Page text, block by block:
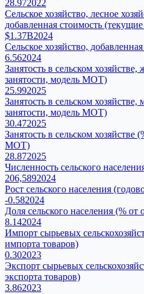
28.972022
Сельское хозяйство, лесное
добавленная стоимость
$1.37B2024
Сельское хозяйство,
6.562024
Занятость в сельском
занятости, модель МОТ)
25.992025
Занятость в сельском
занятости, модель МОТ)
30.472025
Занятость в сельском хозяйстве
МОТ)
28.872025
Численность сельского
206,5892024
Рост сельского населения
-0.582024
Доля сельского населения (% от
8.142024
Импорт сырьевых
импорта товаров)
0.302023
Экспорт сырьевых
экспорта товаров)
3.862023